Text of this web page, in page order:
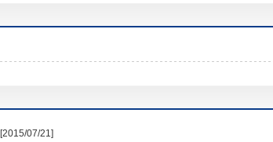
[2015/07/21]